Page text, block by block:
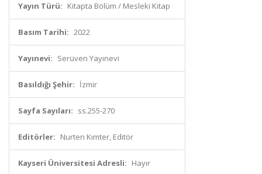
Yayın Türü: Kitapta Bölüm / Mesleki Kitap
Basım Tarihi: 2022
Yayınevi: Serüven Yayınevi
Basıldığı Şehir: İzmir
Sayfa Sayıları: ss.255-270
Editörler: Nurten Kımter, Editör
Kayseri Üniversitesi Adresli: Hayır